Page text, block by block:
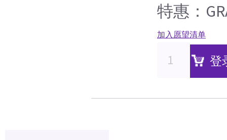
特惠：
加入愿望清单
登